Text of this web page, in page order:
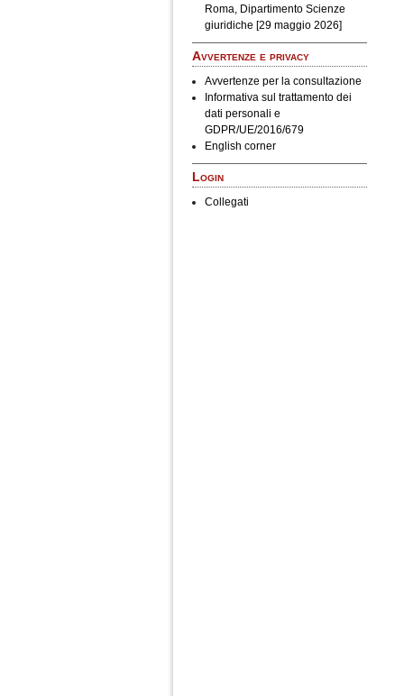
Roma, Dipartimento Scienze
giuridiche [29 maggio 2026]
Avvertenze e privacy
Avvertenze per la consultazione
Informativa sul trattamento dei
dati personali e
GDPR/UE/2016/679
English corner
Login
Collegati